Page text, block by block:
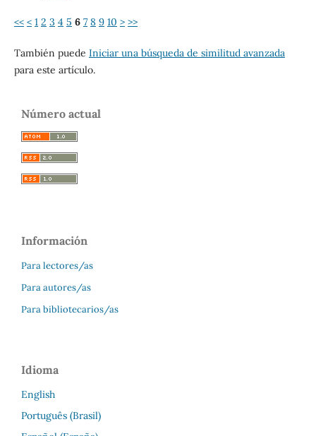
<< < 1 2 3 4 5 6 7 8 9 10 > >>
También puede Iniciar una búsqueda de similitud avanzada
para este artículo.
Número actual
Información
Para lectores/as
Para autores/as
Para bibliotecarios/as
Idioma
English
Português (Brasil)